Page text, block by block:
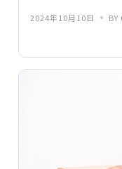
2024年10月10日 BY